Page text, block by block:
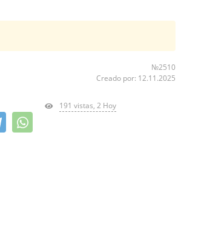
№2510
Creado por: 12.11.2025
191 vistas, 2 Hoy